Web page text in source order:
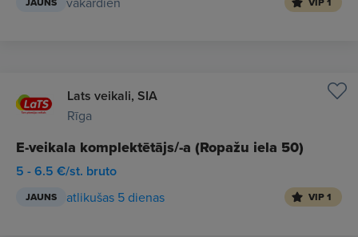
Lats veikali, SIA
Rīga
E-veikala komplektētājs/-a (Ropažu iela 50)
5 - 6.5 €/st. bruto
JAUNS atlikušas 5 dienas VIP 1